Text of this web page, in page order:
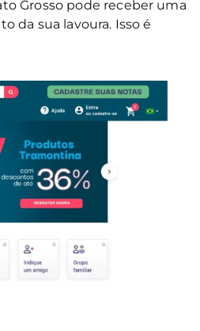
Grosso pode receber uma
da sua lavoura. Isso é